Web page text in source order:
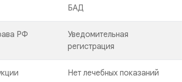
БАД
РФ
Уведомительная
регистрация
Нет лечебных показаний